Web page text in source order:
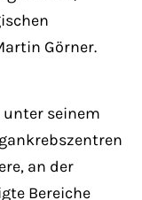
Görner.
seinem
an der
Bereiche